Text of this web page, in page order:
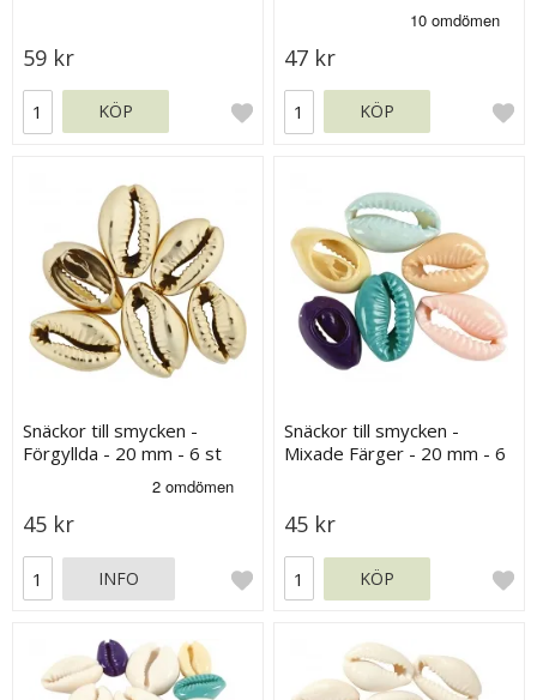
59 kr
KÖP
47 kr
KÖP
Snäckor till smycken -
Förgyllda - 20 mm - 6 st
45 kr
INFO
Snäckor till smycken -
Mixade Färger - 20 mm - 6
45 kr
KÖP